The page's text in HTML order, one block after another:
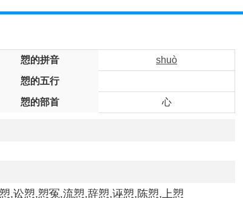
愬的拼音 shuò
愬的五行
愬的部首 心
,讼愬,愬冤,流愬,辞愬,诬愬,陈愬,上愬